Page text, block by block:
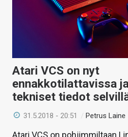
Atari VCS on nyt
ennakkotilattavissa
tekniset tiedot
31.5.2018 - 20:51 /Petrus Laine
Atari VCS on pohjimmiltaan